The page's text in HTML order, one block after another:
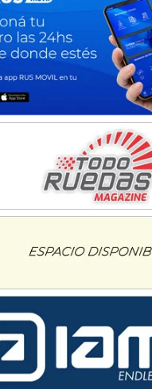
- F4
Sánchez (Tierra)
Fe)
- F5
(Asfalto)